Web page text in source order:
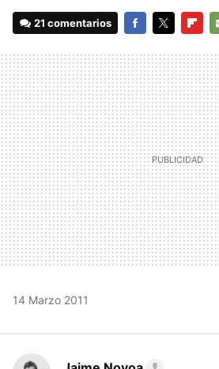
21 comentarios
14 Marzo 2011